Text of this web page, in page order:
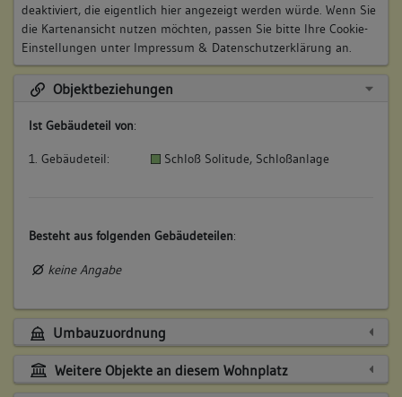
deaktiviert, die eigentlich hier angezeigt werden würde. Wenn Sie
die Kartenansicht nutzen möchten, passen Sie bitte Ihre Cookie-
Einstellungen unter Impressum & Datenschutzerklärung an.
Objektbeziehungen
Ist Gebäudeteil von:
1. Gebäudeteil: Schloß Solitude, Schloßanlage
Besteht aus folgenden Gebäudeteilen:
keine Angabe
Umbauzuordnung
Weitere Objekte an diesem Wohnplatz